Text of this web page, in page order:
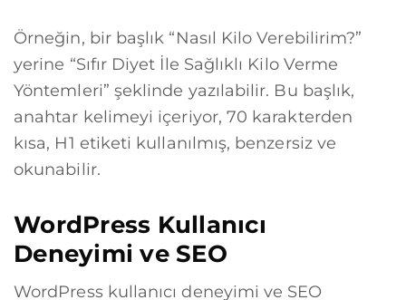
Örneğin, bir başlık “Nasıl Kilo Verebilirim?”
yerine “Sıfır Diyet İle Sağlıklı Kilo Verme
Yöntemleri” şeklinde yazılabilir. Bu başlık,
anahtar kelimeyi içeriyor, 70 karakterden
kısa, H1 etiketi kullanılmış, benzersiz ve
okunabilir.
WordPress Kullanıcı
Deneyimi ve SEO
WordPress kullanıcı deneyimi ve SEO